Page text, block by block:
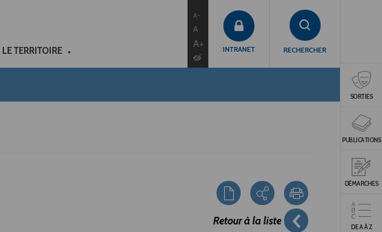
LE TERRITOIRE
A-
A
A+ INTRANET RECHERCHER
SORTIES
PUBLICATIONS
DÉMARCHES
DE A À Z
Retour à la liste